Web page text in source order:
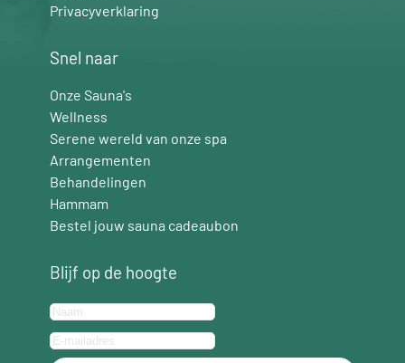
Privacyverklaring
Snel naar
Onze Sauna's
Wellness
Serene wereld van onze spa
Arrangementen
Behandelingen
Hammam
Bestel jouw sauna cadeaubon
Blijf op de hoogte